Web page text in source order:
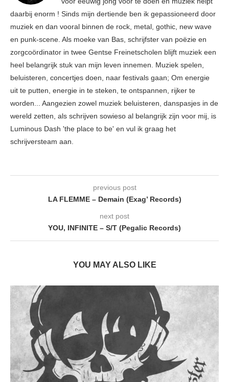
daarbij enorm ! Sinds mijn dertiende ben ik gepassioneerd door
muziek en dan vooral binnen de rock, metal, gothic, new wave
en punk-scene. Als moeke van Bas, schrijfster van poëzie en
zorgcoördinator in twee Gentse Freinetscholen blijft muziek een
heel belangrijk stuk van mijn leven innemen. Muziek spelen,
beluisteren, concertjes doen, naar festivals gaan; Om energie
uit te putten, energie in te steken, te ontspannen, rijker te
worden... Aangezien zowel muziek beluisteren, danspasjes in de
wereld zetten, als schrijven sowieso al belangrijk zijn voor mij, is
Luminous Dash 'the place to be' en vul ik graag het
schrijversteam aan.
previous post
LA FLEMME – Demain (Exag’ Records)
next post
YOU, INFINITE – S/T (Pegalic Records)
YOU MAY ALSO LIKE